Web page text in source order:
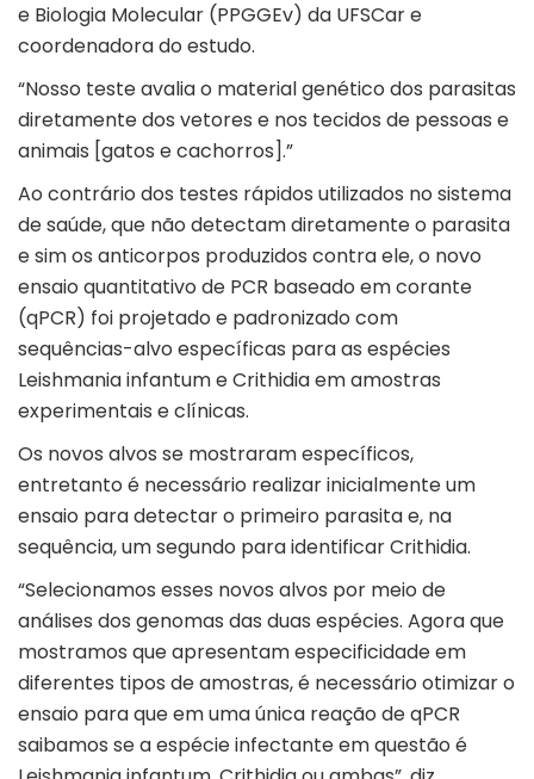
e Biologia Molecular (PPGGEv) da UFSCar e
coordenadora do estudo.
“Nosso teste avalia o material genético dos parasitas
diretamente dos vetores e nos tecidos de pessoas e
animais [gatos e cachorros].”
Ao contrário dos testes rápidos utilizados no sistema
de saúde, que não detectam diretamente o parasita
e sim os anticorpos produzidos contra ele, o novo
ensaio quantitativo de PCR baseado em corante
(qPCR) foi projetado e padronizado com
sequências-alvo específicas para as espécies
Leishmania infantum e Crithidia em amostras
experimentais e clínicas.
Os novos alvos se mostraram específicos,
entretanto é necessário realizar inicialmente um
ensaio para detectar o primeiro parasita e, na
sequência, um segundo para identificar Crithidia.
“Selecionamos esses novos alvos por meio de
análises dos genomas das duas espécies. Agora que
mostramos que apresentam especificidade em
diferentes tipos de amostras, é necessário otimizar o
ensaio para que em uma única reação de qPCR
saibamos se a espécie infectante em questão é